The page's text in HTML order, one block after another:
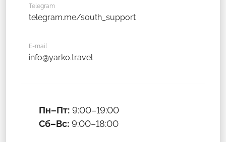
Telegram
telegram.me/south_support
E-mail
info@yarko.travel
Пн–Пт: 9:00–19:00
Сб–Вс: 9:00–18:00